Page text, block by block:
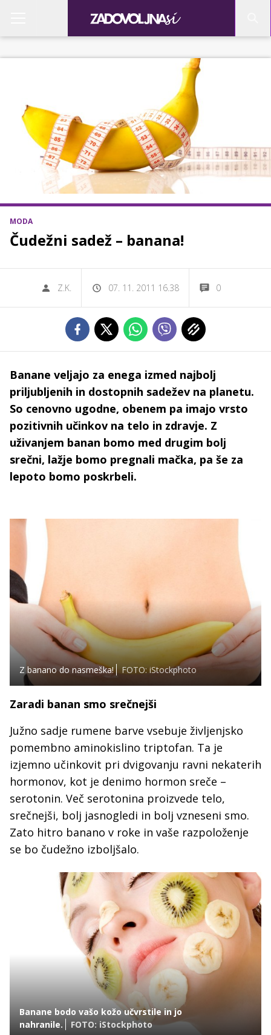
MODA
Čudežni sadež – banana!
Z.K. 07. 11. 2011 16.38 0
Banane veljajo za enega izmed najbolj
priljubljenih in dostopnih sadežev na planetu.
So cenovno ugodne, obenem pa imajo vrsto
pozitivnih učinkov na telo in zdravje. Z
uživanjem banan bomo med drugim bolj
srečni, lažje bomo pregnali mačka, pa še za
lepoto bomo poskrbeli.
Z banano do nasmeška! FOTO: iStockphoto
Zaradi banan smo srečnejši
Južno sadje rumene barve vsebuje življenjsko
pomembno aminokislino triptofan. Ta je
izjemno učinkovit pri dvigovanju ravni nekaterih
hormonov, kot je denimo hormon sreče –
serotonin. Več serotonina proizvede telo,
srečnejši, bolj jasnogledi in bolj vzneseni smo.
Zato hitro banano v roke in vaše razpoloženje
se bo čudežno izboljšalo.
Banane bodo vašo kožo učvrstile in jo
nahranile.
FOTO: iStockphoto